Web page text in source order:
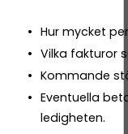
Hur mycket
Vilka fakturor
Kommande
Eventuella
ledigheten.